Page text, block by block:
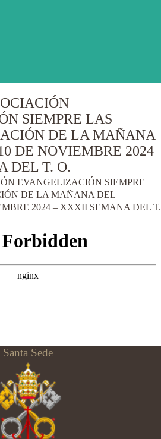
SIEMPRE LAS
DE LA MAÑANA
DE NOVIEMBRE 2024
DEL T. O.
EVANGELIZACIÓN SIEMPRE
DE LA MAÑANA DEL
2024 – XXXII SEMANA DEL T.
Santa Sede